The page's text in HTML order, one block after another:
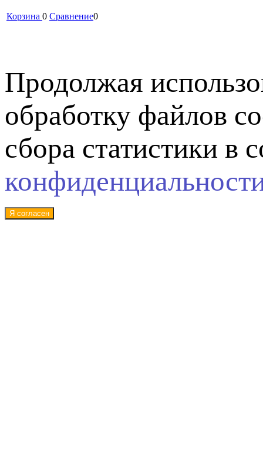
Корзина 0 Сравнение0
Продолжая
обработку файлов
сбора статистики в
Я согласен